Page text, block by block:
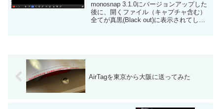
monosnap 3.1.0にバージョンアップした
後に、開くファイル（キャプチャ含む）
全てが真黒(Black out)に表示されてしま
AirTagを東京から大阪に送ってみた